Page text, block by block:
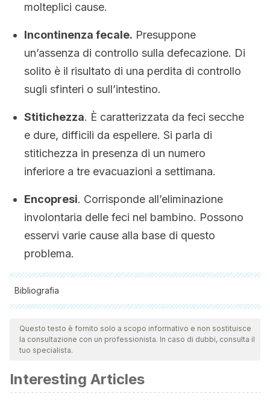
molteplici cause.
Incontinenza fecale. Presuppone
un’assenza di controllo sulla defecazione. Di
solito è il risultato di una perdita di controllo
sugli sfinteri o sull’intestino.
Stitichezza. È caratterizzata da feci secche
e dure, difficili da espellere. Si parla di
stitichezza in presenza di un numero
inferiore a tre evacuazioni a settimana.
Encopresi. Corrisponde all’eliminazione
involontaria delle feci nel bambino. Possono
esservi varie cause alla base di questo
problema.
Bibliografia
Tutte le fonti citate sono state esaminate a fondo dal nostro
team per garantirne la qualità, l'affidabilità, l'attualità e la
validità. La bibliografia di questo articolo è stata considerata
Burckhardt, R., & Heerkloss, R. (1999). Rates of feeding
and egestion under different conditions were determined
Questo testo è fornito solo a scopo informativo e non sostituisce
la consultazione con un professionista. In caso di dubbi, consulta il
tuo specialista.
Interesting Articles